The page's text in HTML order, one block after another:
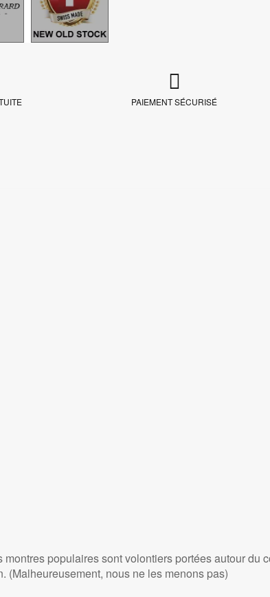
PAIEMENT SÉCURISÉ
populaires sont volontiers portées autour du
(Malheureusement, nous ne les menons pas)